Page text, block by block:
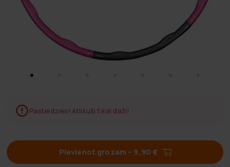
Pasteidzies! Atlikuši tikai daži!
Pievienot grozam – 9,90 €